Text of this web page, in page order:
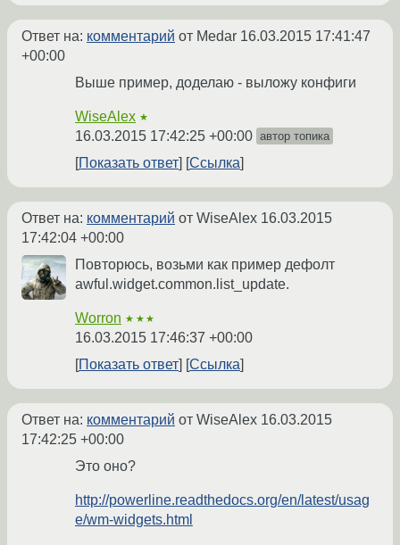
Ответ на: комментарий от Medar 16.03.2015 17:41:47
+00:00
Выше пример, доделаю - выложу конфиги
WiseAlex ★
16.03.2015 17:42:25 +00:00 автор топика
Показать ответ Ссылка
Ответ на: комментарий от WiseAlex 16.03.2015
17:42:04 +00:00
Повторюсь, возьми как пример дефолт
awful.widget.common.list_update.
Worron ★★★
16.03.2015 17:46:37 +00:00
Показать ответ
Ссылка
Ответ на: комментарий от WiseAlex 16.03.2015
17:42:25 +00:00
Это оно?
http://powerline.readthedocs.org/en/latest/usag
e/wm-widgets.html